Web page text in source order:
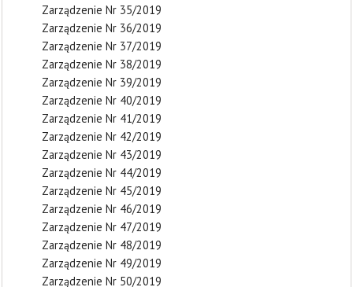
Zarządzenie Nr 35/2019
Zarządzenie Nr 36/2019
Zarządzenie Nr 37/2019
Zarządzenie Nr 38/2019
Zarządzenie Nr 39/2019
Zarządzenie Nr 40/2019
Zarządzenie Nr 41/2019
Zarządzenie Nr 42/2019
Zarządzenie Nr 43/2019
Zarządzenie Nr 44/2019
Zarządzenie Nr 45/2019
Zarządzenie Nr 46/2019
Zarządzenie Nr 47/2019
Zarządzenie Nr 48/2019
Zarządzenie Nr 49/2019
Zarządzenie Nr 50/2019